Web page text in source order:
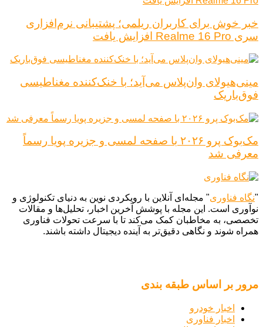
خبر خوش برای کاربران ریلمی؛ پشتیبانی نرم‌افزاری
سری Realme 16 Pro افزایش یافت
مینی‌هیولای وان‌پلاس می‌آید؛ با خنک‌کننده مغناطیسی
فوق‌باریک
مک‌بوک پرو ۲۰۲۶ با صفحه لمسی و جزیره پویا رسماً
معرفی شد
"نگاه فناوری" مجله‌ای آنلاین با رویکردی نوین به دنیای تکنولوژی و
نوآوری است. این مجله با پوشش آخرین اخبار، تحلیل‌ها و مقالات
تخصصی، به مخاطبان کمک می‌کند تا با سرعت تحولات فناوری
همراه شوند و نگاهی دقیق‌تر به آینده دیجیتال داشته باشند.
مرور بر اساس طبقه بندی
اخبار خودرو
اخبار فناوری